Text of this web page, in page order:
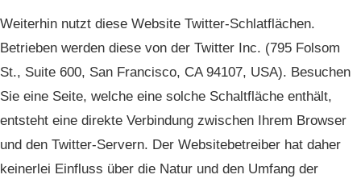
Weiterhin nutzt diese Website Twitter-Schlatflächen.
Betrieben werden diese von der Twitter Inc. (795 Folsom
St., Suite 600, San Francisco, CA 94107, USA). Besuchen
Sie eine Seite, welche eine solche Schaltfläche enthält,
entsteht eine direkte Verbindung zwischen Ihrem Browser
und den Twitter-Servern. Der Websitebetreiber hat daher
keinerlei Einfluss über die Natur und den Umfang der